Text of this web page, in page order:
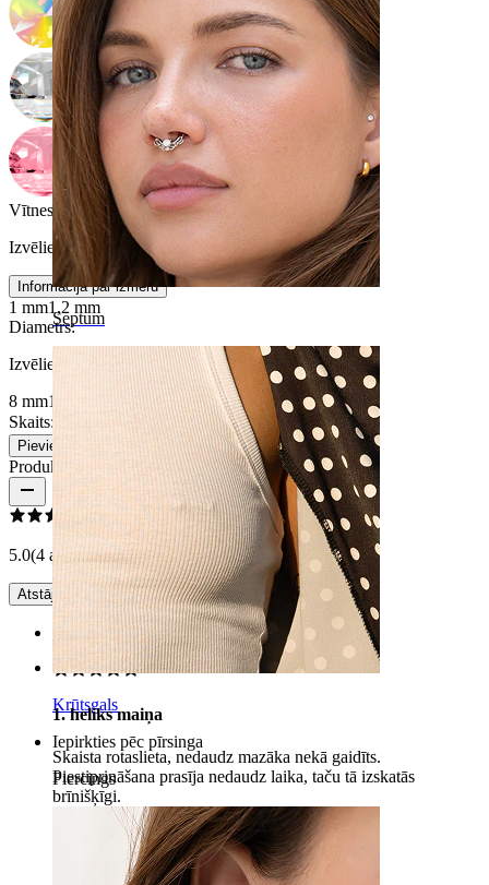
Septum
Krūtsgals
Iepirkties pēc pīrsinga
Piercings
Vītnes biezums :
Izvēlieties Vītnes biezums
Informācija par izmēru
1 mm1,2 mm
Diametrs:
Izvēlieties Diametrs
8 mm10 mm
Skaits: 1
Mainīt
Pievienot grozam
Produkta atsauksmes
5.0(4 atsauksmes)
Atstāj atsauksmi!
Rating
1. heliks maiņa
Skaista rotaslieta, nedaudz mazāka nekā gaidīts.
Piestiprināšana prasīja nedaudz laika, taču tā izskatās
brīnišķīgi.
Pārbaudīts pirkums
Tulkojis MI Rādīt oriģinālu